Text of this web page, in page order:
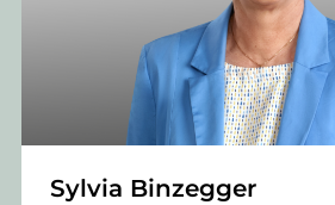
Sylvia Binzegger